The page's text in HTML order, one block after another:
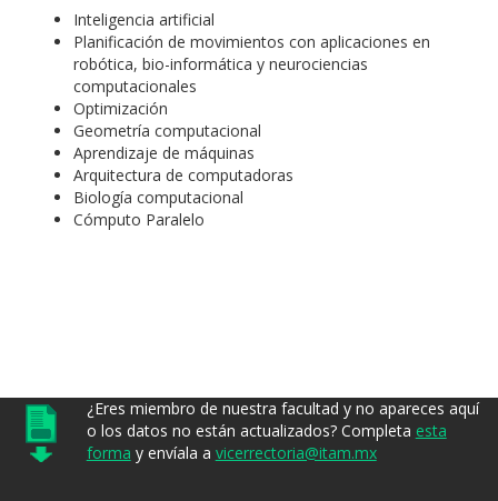
Inteligencia artificial
Planificación de movimientos con aplicaciones en
robótica, bio-informática y neurociencias
computacionales
Optimización
Geometría computacional
Aprendizaje de máquinas
Arquitectura de computadoras
Biología computacional
Cómputo Paralelo
¿Eres miembro de nuestra facultad y no apareces aquí
o los datos no están actualizados? Completa esta
forma y envíala a vicerrectoria@itam.mx